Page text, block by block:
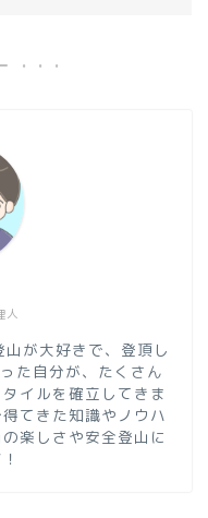
人
が大好きで、登頂し
た自分が、たくさん
イルを確立してきま
てきた知識やノウハ
楽しさや安全登山に